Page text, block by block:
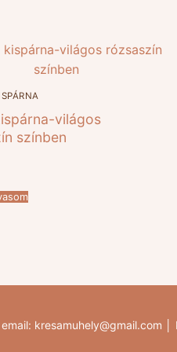
világos
színben
kresamuhely@gmail.com │